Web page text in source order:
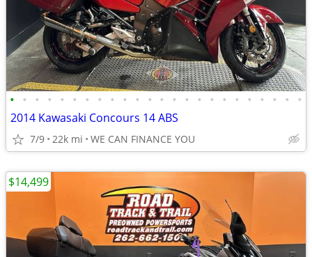
• • • • • • • • • • • • • • • • • • • • • • • •
2014 Kawasaki Concours 14 ABS
7/9 22k mi WE CAN FINANCE YOU
$14,499